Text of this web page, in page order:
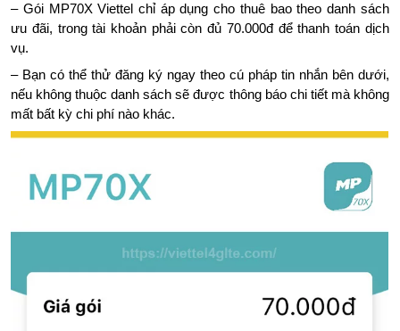
– Gói MP70X Viettel chỉ áp dụng cho thuê bao theo danh sách
ưu đãi, trong tài khoản phải còn đủ 70.000đ để thanh toán dịch
vụ.
– Bạn có thể thử đăng ký ngay theo cú pháp tin nhắn bên dưới,
nếu không thuộc danh sách sẽ được thông báo chi tiết mà không
mất bất kỳ chi phí nào khác.